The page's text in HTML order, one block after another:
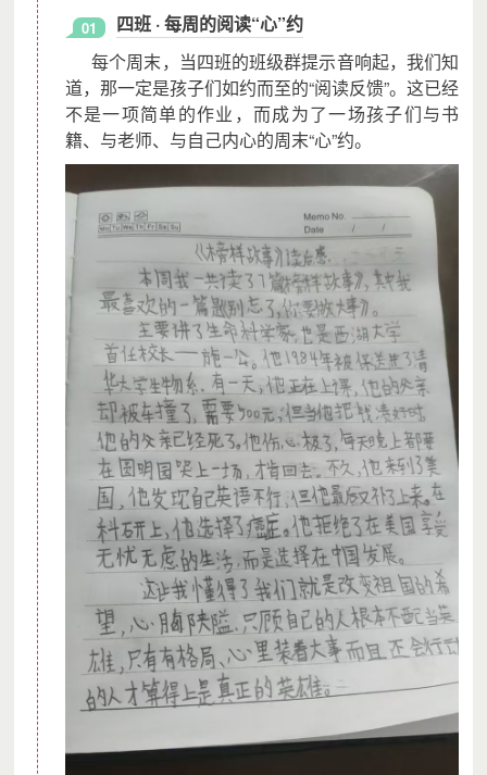
01
四班 · 每周的阅读“心”约
每个周末，当四班的班级群提示音响起，我们知
道，那一定是孩子们如约而至的“阅读反馈”。这已经
不是一项简单的作业，而成为了一场孩子们与书
籍、与老师、与自己内心的周末“心”约。